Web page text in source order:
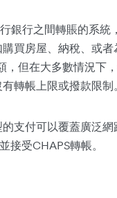
銀行之間轉賬的系
買房屋、納稅、或
但在大多數情況下
轉帳上限或撥款限制。
的支付可以覆蓋廣泛
接受CHAPS轉帳。